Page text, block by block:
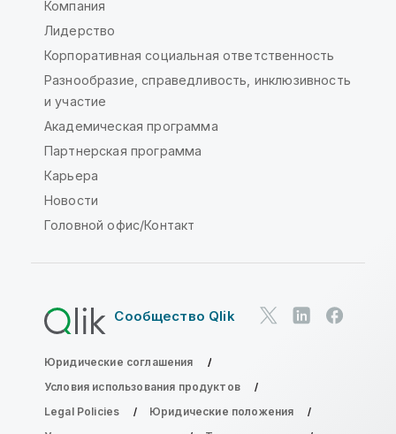
Компания
Лидерство
Корпоративная социальная ответственность
Разнообразие, справедливость, инклюзивность
и участие
Академическая программа
Партнерская программа
Карьера
Новости
Головной офис/Контакт
Сообщество Qlik
Юридические соглашения
Условия использования продуктов
Legal Policies
Юридические положения